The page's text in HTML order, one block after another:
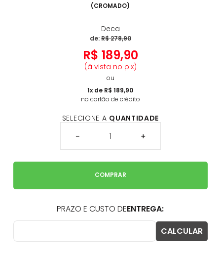
(CROMADO)
Deca
de:R$278,90
R$ 189,90
(à vista no pix)
ou
1x de R$ 189,90
no cartão de crédito
SELECIONE A QUANTIDADE
＋
－
COMPRAR